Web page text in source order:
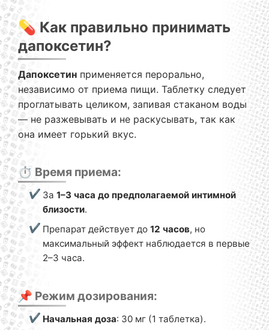
💊 Как правильно принимать
дапоксетин?
Дапоксетин применяется перорально,
независимо от приема пищи. Таблетку следует
проглатывать целиком, запивая стаканом воды
— не разжевывать и не раскусывать, так как
она имеет горький вкус.
⏱️ Время приема:
За1–3 часа до предполагаемой интимной
близости.
Препарат действует до12 часов, но
максимальный эффект наблюдается в первые
2–3 часа.
📌 Режим дозирования:
Начальная доза: 30 мг (1 таблетка).